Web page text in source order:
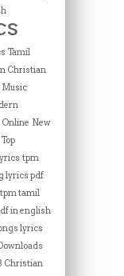
Tamil
Christian
Music
Online New
Top
tpm
lyrics pdf
tpm tamil
in english
lyrics
Christian